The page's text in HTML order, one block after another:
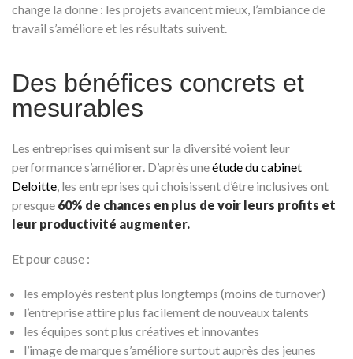
change la donne : les projets avancent mieux, l’ambiance de
travail s’améliore et les résultats suivent.
Des bénéfices concrets et
mesurables
Les entreprises qui misent sur la diversité voient leur
performance s’améliorer. D’après uneétude du cabinet
Deloitte , les entreprises qui choisissent d’être inclusives ont
presque 60% de chances en plus de voir leurs profits et
leur productivité augmenter.
Et pour cause :
les employés restent plus longtemps (moins de turnover)
l’entreprise attire plus facilement de nouveaux talents
les équipes sont plus créatives et innovantes
l’image de marque s’améliore surtout auprès des jeunes